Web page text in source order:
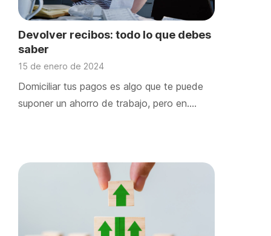
Devolver recibos: todo lo que debes
saber
15 de enero de 2024
Domiciliar tus pagos es algo que te puede
suponer un ahorro de trabajo, pero en….